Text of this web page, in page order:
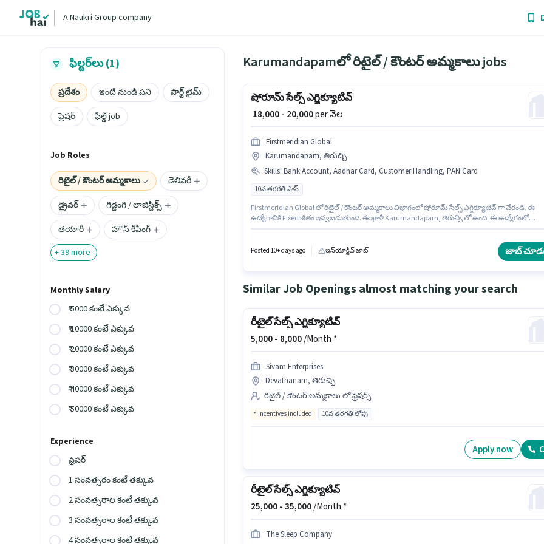
A Naukri Group company
ఫిల్టర్‌లు (1)
ప్రదేశం ఇంటి నుండి పని
పార్ట్ టైమ్
ఫ్రెషర్
ఫీల్డ్ job
Job Roles
రిటైల్ / కౌంటర్ అమ్మకాలు
డెలివరీ
డ్రైవర్
గిడ్డంగి / లాజిస్టిక్స్
తయారీ
హౌస్ కీపింగ్
+39more
Monthly Salary
₹ 5000 కంటే ఎక్కువ
₹ 10000 కంటే ఎక్కువ
₹ 20000 కంటే ఎక్కువ
₹ 30000 కంటే ఎక్కువ
₹ 40000 కంటే ఎక్కువ
₹ 50000 కంటే ఎక్కువ
Experience
ఫ్రెషర్
1 సంవత్సరం కంటే తక్కువ
2 సంవత్సరాల కంటే తక్కువ
3 సంవత్సరాల కంటే తక్కువ
4 సంవత్సరాల కంటే తక్కువ
Karumandapamలో రిటైల్ / కౌంటర్ అమ్మకాలు jobs
షోరూమ్ సేల్స్ ఎగ్జిక్యూటివ్
₹ 18,000 - 20,000per నెల
Firstmeridian Global
Karumandapam, తిరుచ్చి
Skills: Bank Account, Aadhar Card, Customer Handling, PAN Card
10వ తరగతి పాస్
Firstmeridian Global లో రిటైల్ / కౌంటర్ అమ్మకాలు విభాగంలో షోరూమ్ సేల్స్ ఎగ్జిక్యూటివ్ గా చేరండి. ఈ
ఉద్యోగానికి Fixed జీతం ఇవ్వబడుతుంది. ఈ ఖాళీ Karumandapam, తిరుచ్చి లో ఉంది. ఈ ఉద్యోగంలో
Posted 10+ days ago ఇన్‌యాక్టివ్ జాబ్ జాబ్
Similar Job Openings almost matching your search
రీటైల్ సేల్స్ ఎగ్జిక్యూటివ్
5,000 - 8,000/Month *
Sivam Enterprises
Devathanam, తిరుచ్చి
రిటైల్ / కౌంటర్ అమ్మకాలు లో ఫ్రెషర్స్
Incentives included 10వ తరగతి లోపు
Apply now
రీటైల్ సేల్స్ ఎగ్జిక్యూటివ్
25,000 -35,000/Month *
The Sleep Company